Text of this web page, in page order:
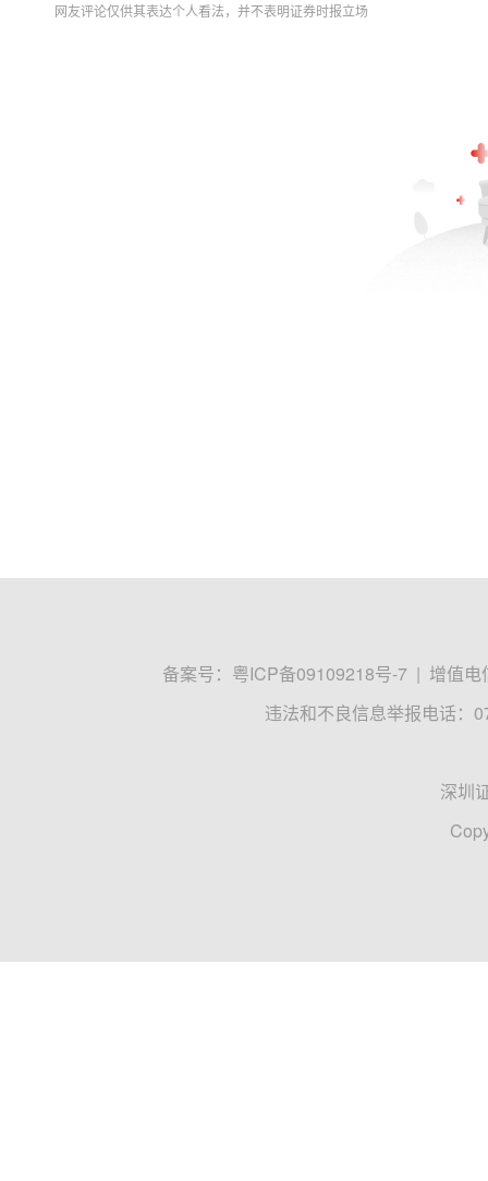
网友评论仅供其表达个人看法，并不表明证券时报立场
备案号： 粤ICP备09109218号-7 | 增值电
违法和不良信息举报电话：
深圳